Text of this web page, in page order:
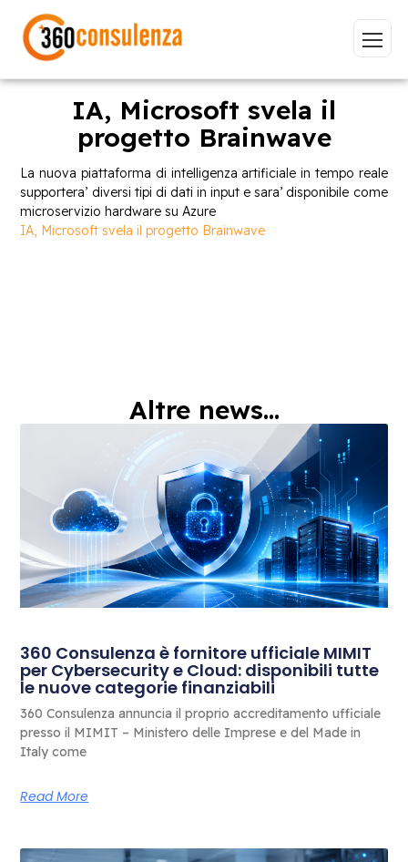
Vai
IA, Microsoft svela il
progetto Brainwave
La nuova piattaforma di intelligenza artificiale in tempo reale
supportera’ diversi tipi di dati in input e sara’ disponibile come
microservizio hardware su Azure
IA, Microsoft svela il progetto Brainwave
Altre news...
360 Consulenza è fornitore ufficiale MIMIT
per Cybersecurity e Cloud: disponibili tutte
le nuove categorie finanziabili
360 Consulenza annuncia il proprio accreditamento ufficiale
presso il MIMIT – Ministero delle Imprese e del Made in
Italy come
Read More